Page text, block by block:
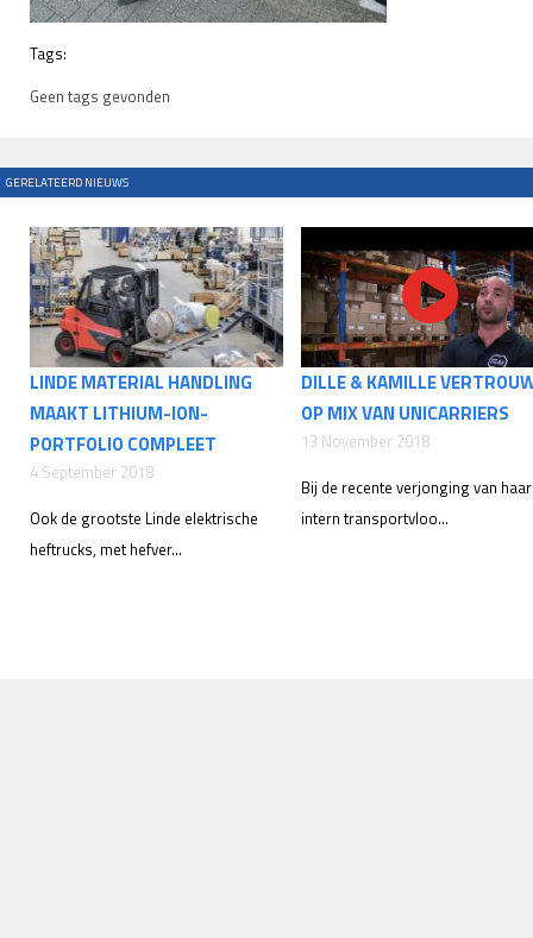
Tags:
Geen tags gevonden
GERELATEERD NIEUWS
LINDE MATERIAL HANDLING
MAAKT LITHIUM-ION-
PORTFOLIO COMPLEET
4 September 2018
Ook de grootste Linde elektrische
heftrucks, met hefver...
DILLE & KAMILLE
OP MIX VAN UNICARRIERS
13 November 2018
Bij de recente verjonging van haar
intern transportvloo...